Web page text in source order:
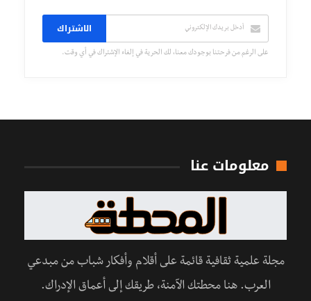
الاشتراك
على الرغم من فرحتنا بوجودك معنا، لك الحرية في إلغاء الإشتراك في أي وقت.
معلومات عنا
مجلة علمية ثقافية قائمة على أقلام وأفكار شباب من مبدعي
العرب. هنا محطتك الآمنة، طريقك إلى أعماق الإدراك.